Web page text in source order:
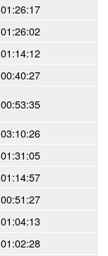
01:26:17
01:26:02
01:14:12
00:40:27
00:53:35
03:10:26
01:31:05
01:14:57
00:51:27
01:04:13
01:02:28